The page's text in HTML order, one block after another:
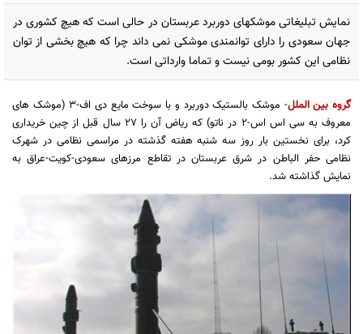
نمایش تبلیغاتی موشکهای دوربرد عربستان در حالی است که هیچ کشوری در
جهان سعودی را دارای توانمندی موشکی نمی داند چرا که هیچ بخشی از توان
نظامی این کشور بومی نیست و تماما وارداتی است.
گروه بین الملل
- موشک بالستیک دوربرد و با سوخت مایع دی اف-3 (موشک های
معروف به سی اس اس-2 در ناتو) که ریاض آن را 27 سال قبل از چین خریداری
کرد، برای نخستین بار روز سه شنبه هفته گذشته در مراسمی نظامی در شهرک
نظامی حفر الباطن در شرق عربستان در تقاطع مرزهای سعودی-کویت-عراق به
نمایش گذاشته شد.